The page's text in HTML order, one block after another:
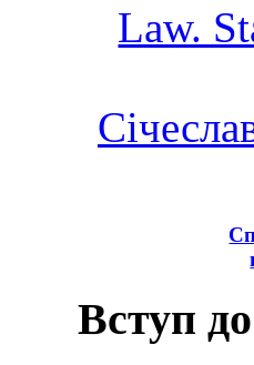
Law.
Вступ